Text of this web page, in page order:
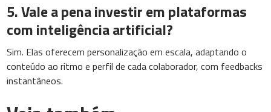
5. Vale a pena investir em plataformas
com inteligência artificial?
Sim. Elas oferecem personalização em escala, adaptando o
conteúdo ao ritmo e perfil de cada colaborador, com feedbacks
instantâneos.